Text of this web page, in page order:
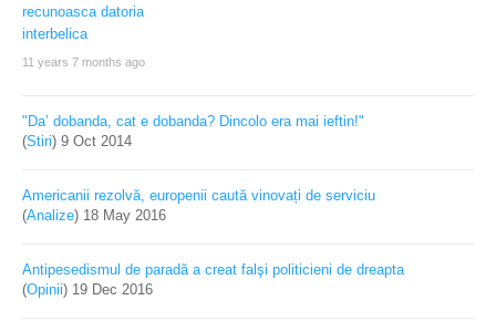
11 years 7 months ago
"Da’ dobanda, cat e dobanda? Dincolo era mai ieftin!"
(Stiri) 9 Oct 2014
Americanii rezolvă, europenii caută vinovați de serviciu
(Analize) 18 May 2016
Antipesedismul de paradă a creat falşi politicieni de dreapta
(Opinii) 19 Dec 2016